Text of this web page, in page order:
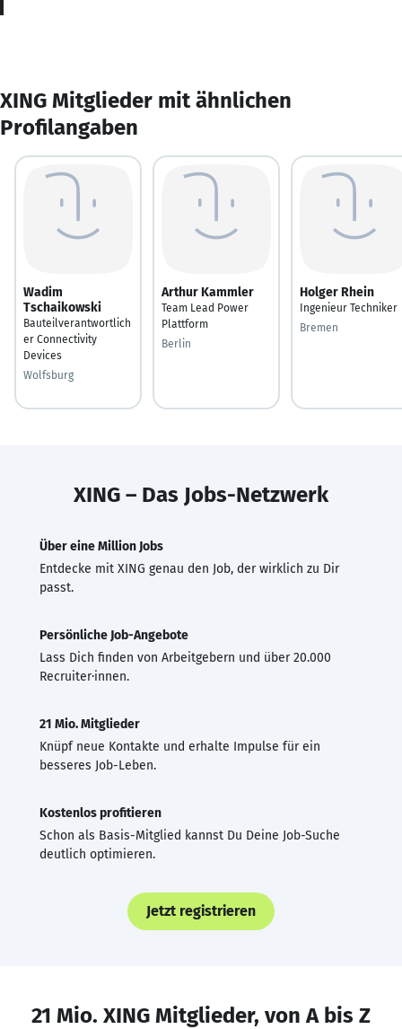
XING Mitglieder mit ähnlichen
Profilangaben
Wadim
Tschaikowski
Bauteilverantwortlich
er Connectivity
Devices
Wolfsburg
Arthur Kammler
Team Lead Power
Plattform
Berlin
Holger Rhein
Ingenieur Techniker
Bremen
XING – Das Jobs-Netzwerk
Über eine Million Jobs
Entdecke mit XING genau den Job, der wirklich zu Dir
passt.
Persönliche Job-Angebote
Lass Dich finden von Arbeitgebern und über 20.000
Recruiter·innen.
21 Mio. Mitglieder
Knüpf neue Kontakte und erhalte Impulse für ein
besseres Job-Leben.
Kostenlos profitieren
Schon als Basis-Mitglied kannst Du Deine Job-Suche
deutlich optimieren.
Jetzt registrieren
21 Mio. XING Mitglieder, von A bis Z